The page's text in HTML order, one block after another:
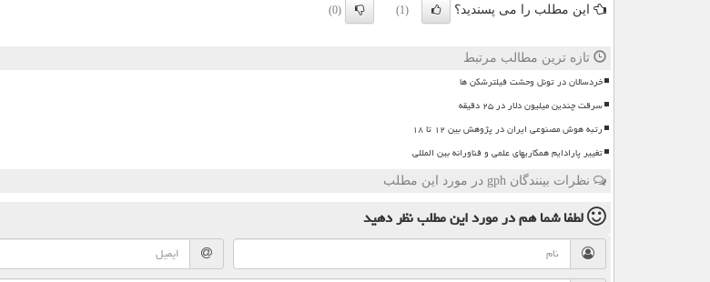
این مطلب را می پسندید؟ (1)
(0)
تازه ترین مطالب مرتبط
خردسالان در تونل وحشت فیلترشکن ها
سرقت چندین میلیون دلار در ۲۵ دقیقه
رتبه هوش مصنوعی ایران در پژوهش بین ۱۲ تا ۱۸
تغییر پارادایم همکاریهای علمی و فناورانه بین المللی
نظرات بینندگان gph در مورد این مطلب
لطفا شما همدر مورد این مطلبنظر دهید